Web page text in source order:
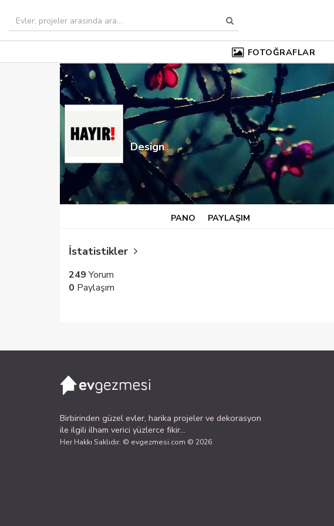
FOTOĞRAFLAR
Design
PANO PAYLAŞIM
İstatistikler
249Yorum
0 Paylaşım
Birbirinden güzel evler, harika projeler ve dekorasyon
ile ilgili ilham verici yüzlerce fikir...
Her Hakkı Saklıdır. © evgezmesi.com © 2026